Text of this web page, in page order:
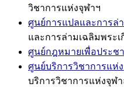
วิชาการแห่งจุฬาฯ
ศูนย์การแปลและการล่
และการล่ามเฉลิมพระเ
ศูนย์กฎหมายเพื่อประช
ศูนย์บริการวิชาการแห่
บริการวิชาการแห่งจุฬ